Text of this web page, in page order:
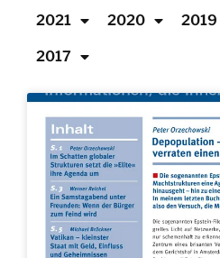
2021 2020 2019
2017